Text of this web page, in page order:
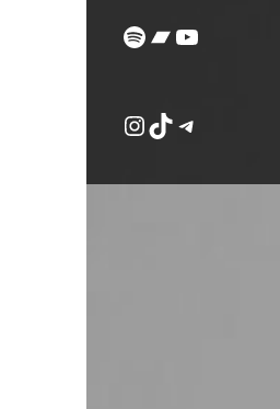
Spotify
Bandcamp
YouTube
Instagram
TikTok
Telegram